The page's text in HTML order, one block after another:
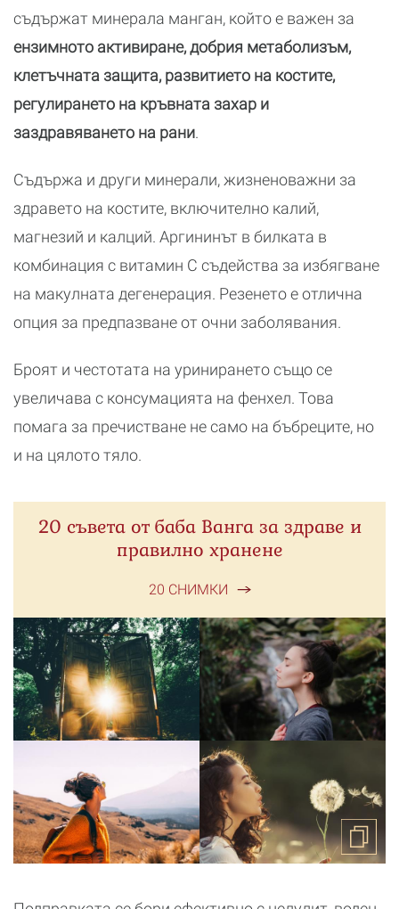
съдържат минерала манган, който е важен за
ензимното активиране, добрия метаболизъм,
клетъчната защита, развитието на костите,
регулирането на кръвната захар и
заздравяването на рани.
Съдържа и други минерали, жизненоважни за
здравето на костите, включително калий,
магнезий и калций. Аргининът в билката в
комбинация с витамин С съдейства за избягване
на макулната дегенерация. Резенето е отлична
опция за предпазване от очни заболявания.
Броят и честотата на уринирането също се
увеличава с консумацията на фенхел. Това
помага за пречистване не само на бъбреците, но
и на цялото тяло.
20 съвета от баба Ванга за здраве и
правилно хранене
20 СНИМКИ